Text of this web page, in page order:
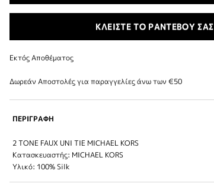
ΚΛΕΙΣΤΕ ΤΟ ΡΑΝΤΕΒΟΥ ΣΑΣ
Εκτός Αποθέματος
Δωρεάν Αποστολές για παραγγελίες άνω των €50
ΠΕΡΙΓΡΑΦΗ
2 TONE FAUX UNI TIE MICHAEL KORS
Κατασκευαστής: MICHAEL KORS
Υλικό: 100% Silk